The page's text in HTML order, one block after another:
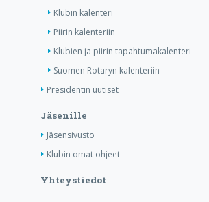
Klubin kalenteri
Piirin kalenteriin
Klubien ja piirin tapahtumakalenteri
Suomen Rotaryn kalenteriin
Presidentin uutiset
Jäsenille
Jäsensivusto
Klubin omat ohjeet
Yhteystiedot